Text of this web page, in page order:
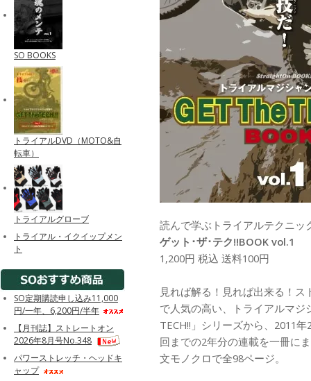
読んで学ぶトライアルテクニッ
ゲット･ザ･テク!!BOOK vol.1
1,200円 税込 送料100円
見れば解る！見れば出来る！
で人気の高い、トライアルマジ
TECH!!」シリーズから、2011
回までの2年分の連載を一冊に
文モノクロで全98ページ。
SO BOOKS
トライアルDVD（MOTO&自
転車）
トライアルグローブ
トライアル・イクイップメン
ト
SO定期購読申し込み11,000
円/一年、6,200円/半年
【月刊誌】ストレートオン
2026年8月号No.348
パワーストレッチ・ヘッドキ
ャップ